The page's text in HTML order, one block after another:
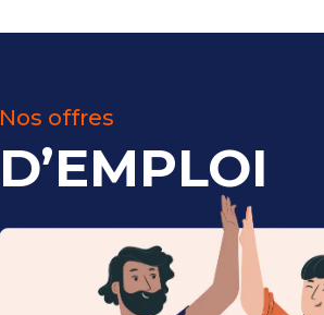
Nos offres
D’EMPLOI